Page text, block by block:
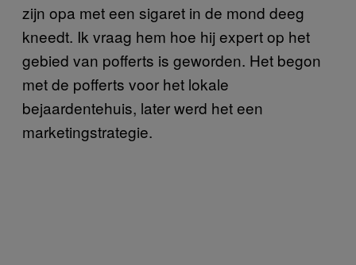
zijn opa met een sigaret in de mond deeg
kneedt. Ik vraag hem hoe hij expert op het
gebied van pofferts is geworden. Het begon
met de pofferts voor het lokale
bejaardentehuis, later werd het een
marketingstrategie.